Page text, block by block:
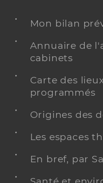
Mon bilan
Annuaire de
cabinets
Carte des
programmés
Origines des
Les espaces
En bref, par